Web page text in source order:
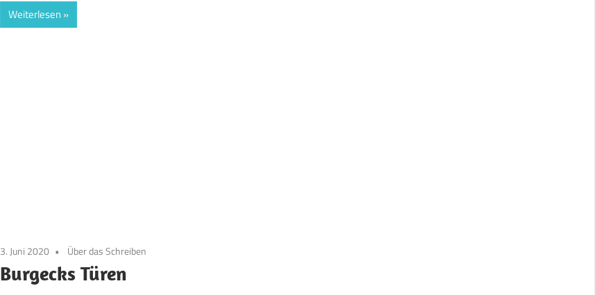
Weiterlesen
3. Juni 2020 Über das Schreiben
Burgecks Türen